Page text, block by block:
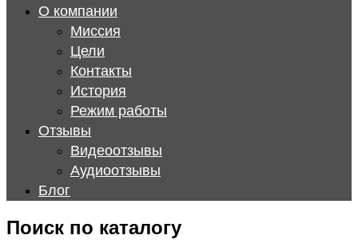
О компании
Миссия
Цели
Контакты
История
Режим работы
Отзывы
Видеоотзывы
Аудиоотзывы
Блог
Поиск по каталогу